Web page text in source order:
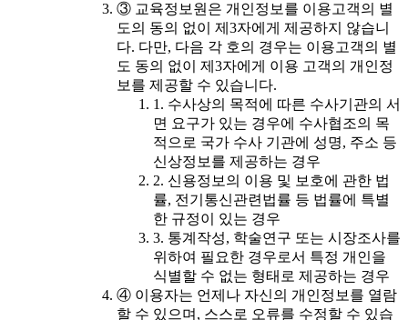
③ 교육정보원은 개인정보를 이용고객의 별
도의 동의 없이 제3자에게 제공하지 않습니
다. 다만, 다음 각 호의 경우는 이용고객의 별
도 동의 없이 제3자에게 이용 고객의 개인정
보를 제공할 수 있습니다.
1. 수사상의 목적에 따른 수사기관의 서
면 요구가 있는 경우에 수사협조의 목
적으로 국가 수사 기관에 성명, 주소 등
신상정보를 제공하는 경우
2. 신용정보의 이용 및 보호에 관한 법
률, 전기통신관련법률 등 법률에 특별
한 규정이 있는 경우
3. 통계작성, 학술연구 또는 시장조사를
위하여 필요한 경우로서 특정 개인을
식별할 수 없는 형태로 제공하는 경우
④ 이용자는 언제나 자신의 개인정보를 열람
할 수 있으며, 스스로 오류를 수정할 수 있습